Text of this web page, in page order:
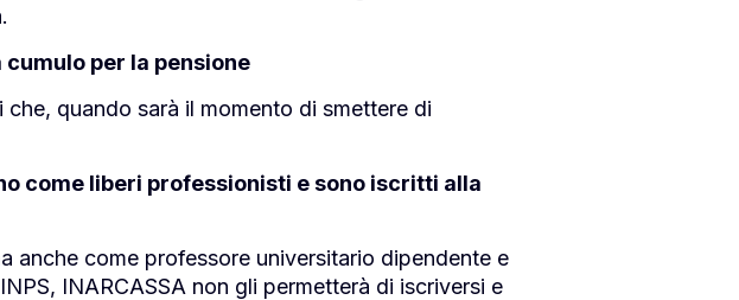
per la pensione
quando sarà il momento di smettere di
come liberi professionisti e sono iscritti alla
anche come professore universitario dipendente e
INARCASSA non gli permetterà di iscriversi e